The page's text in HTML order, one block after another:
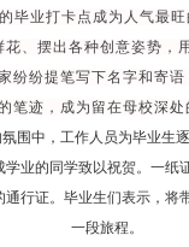
毕业打卡点成为人气最旺
、摆出各种创意姿势，
纷纷提笔写下名字和寄
笔迹，成为留在母校深处
围中，工作人员为毕业生
业的同学致以祝贺。一纸
通行证。毕业生们表示，将
一段旅程。